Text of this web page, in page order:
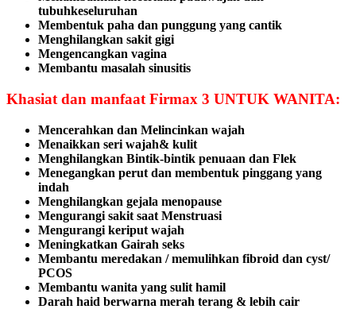
tubuhkeseluruhan
Membentuk paha dan punggung yang cantik
Menghilangkan sakit gigi
Mengencangkan vagina
Membantu masalah sinusitis
Khasiat dan manfaat Firmax 3 UNTUK WANITA:
Mencerahkan dan Melincinkan wajah
Menaikkan seri wajah& kulit
Menghilangkan Bintik-bintik penuaan dan Flek
Menegangkan perut dan membentuk pinggang yang
indah
Menghilangkan gejala menopause
Mengurangi sakit saat Menstruasi
Mengurangi keriput wajah
Meningkatkan Gairah seks
Membantu meredakan / memulihkan fibroid dan cyst/
PCOS
Membantu wanita yang sulit hamil
Darah haid berwarna merah terang & lebih cair